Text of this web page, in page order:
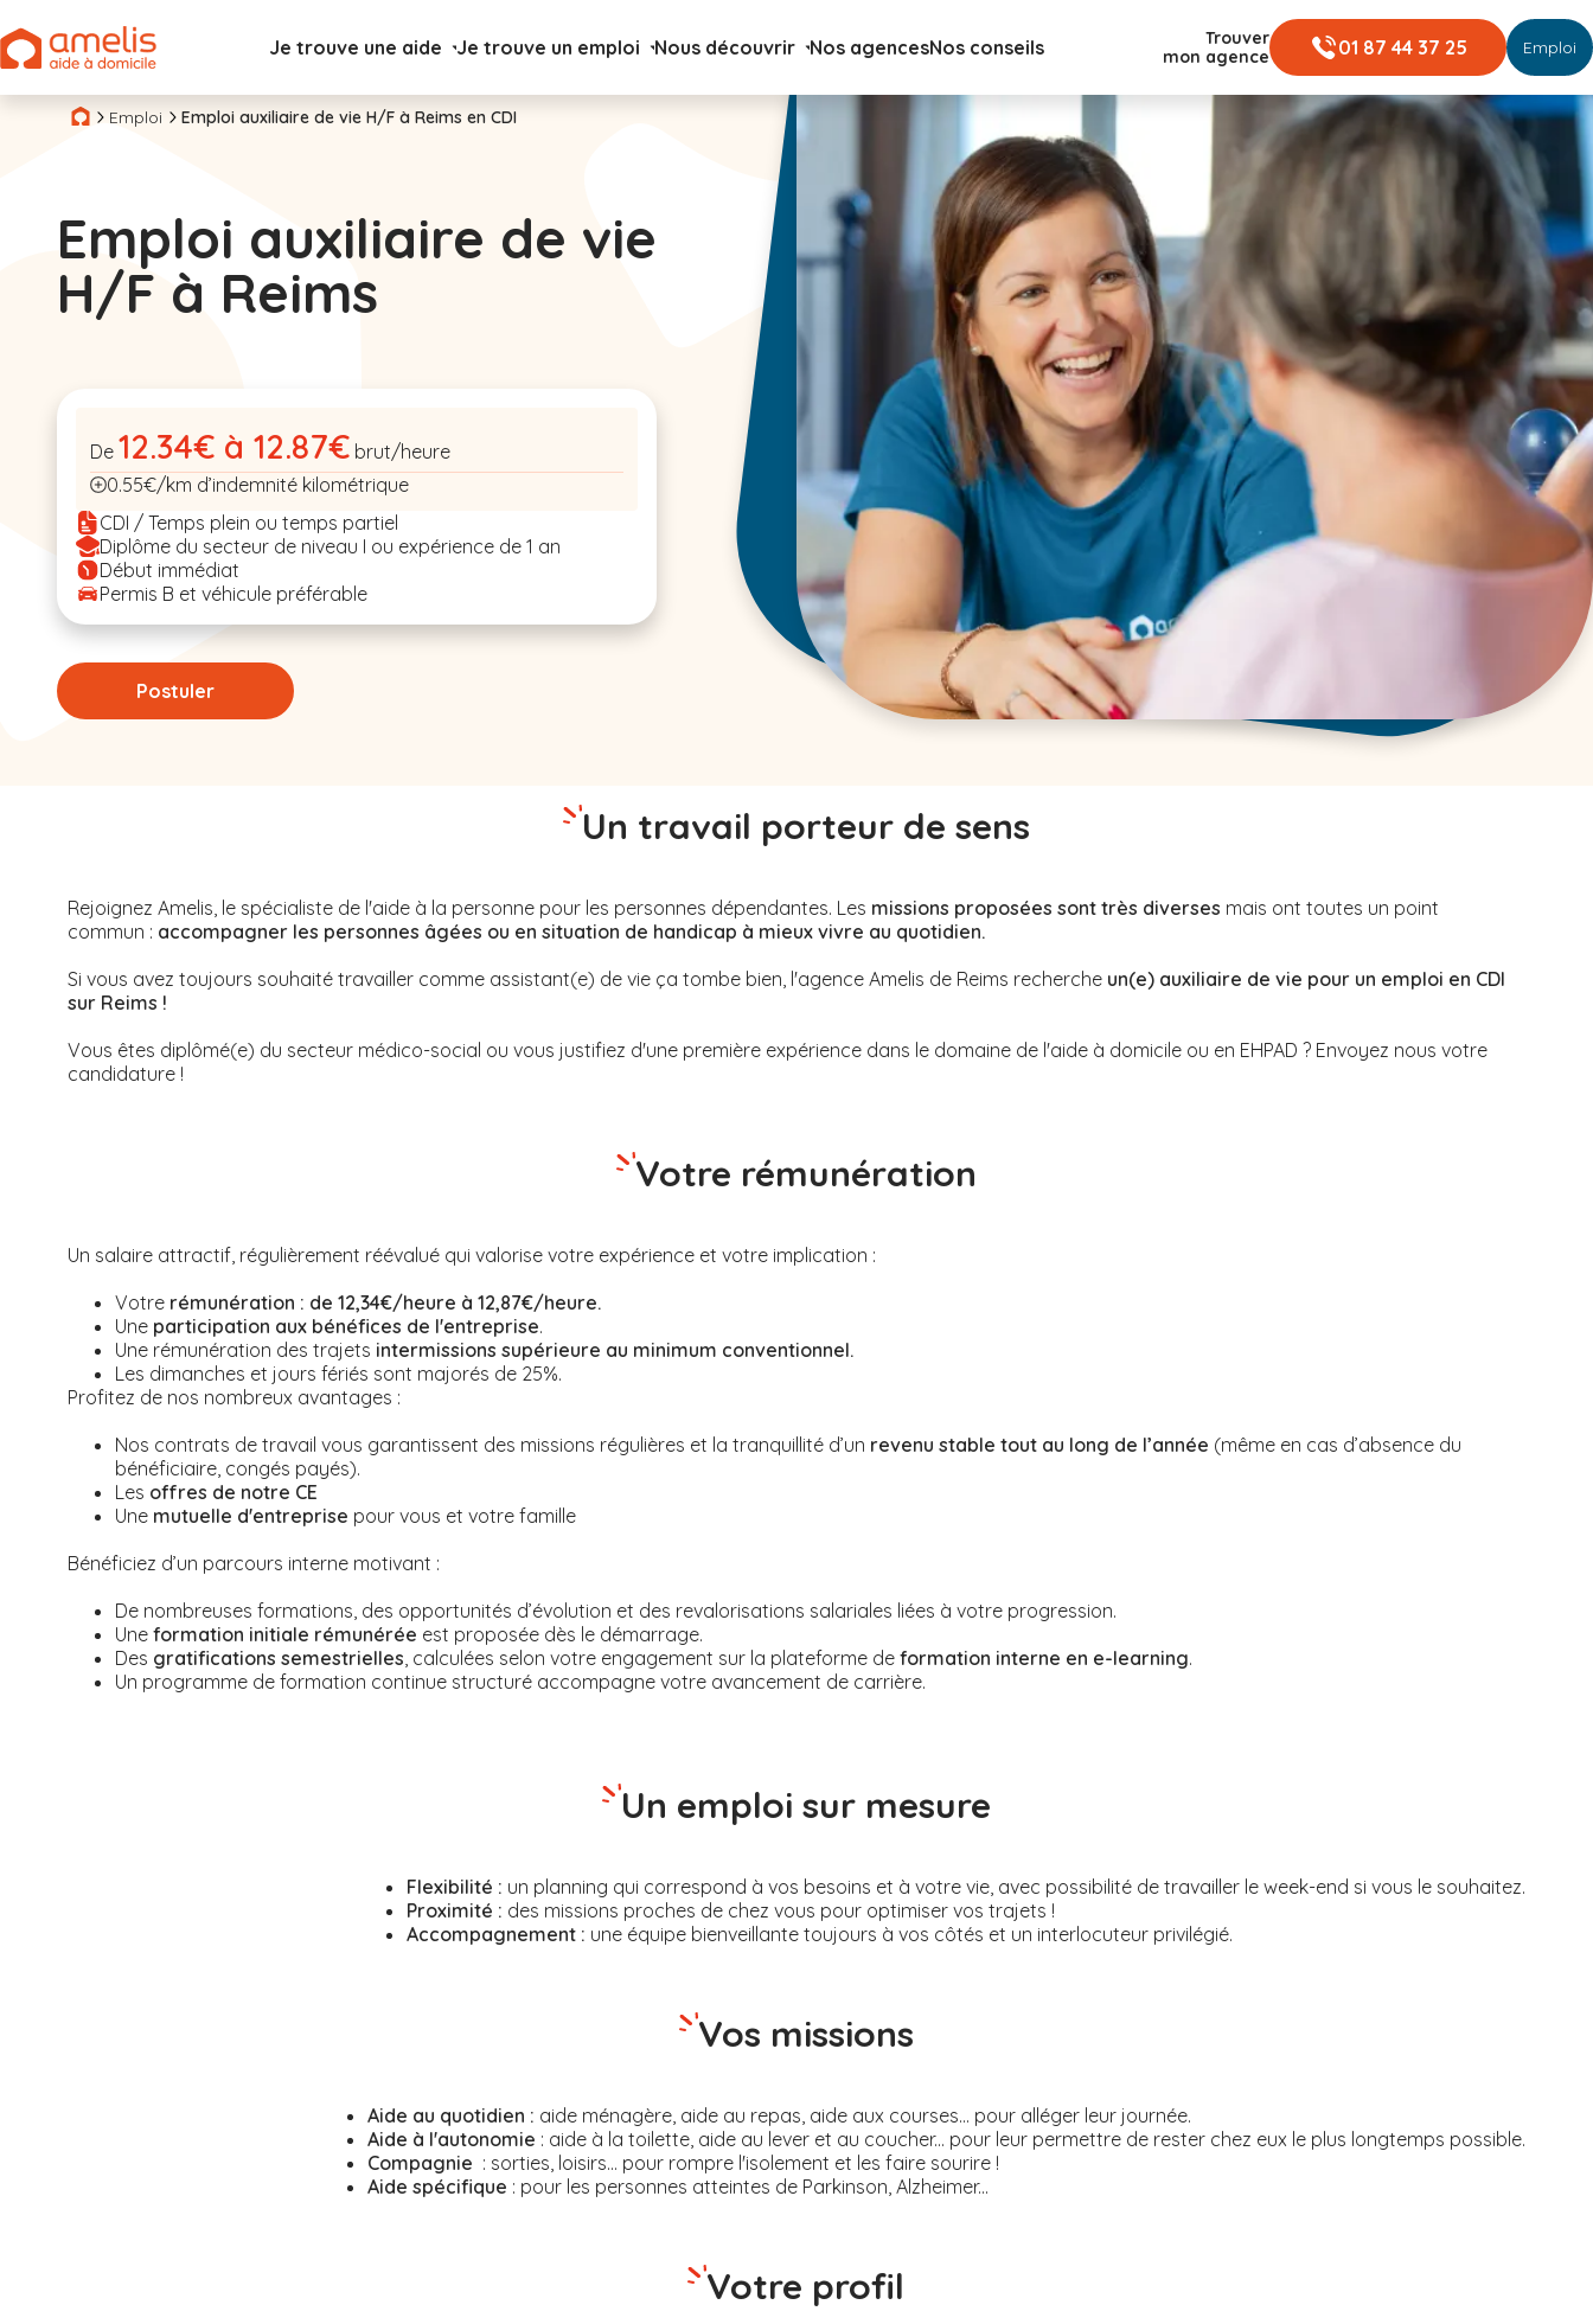
Je trouve une aide Je trouve un emploi Nous découvrir Nos agencesNos conseils
Trouver
mon agence
01 87 44 37 25 Emploi
Emploi Emploi auxiliaire de vie H/F à Reims en CDI
Emploi auxiliaire de vie
H/F à Reims
De 12.34€ à 12.87€ brut/heure
0.55€/km d’indemnité kilométrique
CDI / Temps plein ou temps partiel
Diplôme du secteur de niveau I ou expérience de 1 an
Début immédiat
Permis B et véhicule préférable
Postuler
Un travail porteur de sens
Rejoignez Amelis, le spécialiste de l'aide à la personne pour les personnes dépendantes. Les missions proposées sont très diverses mais ont toutes un point
commun : accompagner les personnes âgées ou en situation de handicap à mieux vivre au quotidien.
Si vous avez toujours souhaité travailler comme assistant(e) de vie ça tombe bien, l'agence Amelis de Reims recherche un(e) auxiliaire de vie pour un emploi en CDI
sur Reims !
Vous êtes diplômé(e) du secteur médico-social ou vous justifiez d'une première expérience dans le domaine de l'aide à domicile ou en EHPAD ? Envoyez nous votre
candidature !
Votre rémunération
Un salaire attractif, régulièrement réévalué qui valorise votre expérience et votre implication :
Votre rémunération : de 12,34€/heure à 12,87€/heure.
Une participation aux bénéfices de l'entreprise.
Une rémunération des trajets intermissions supérieure au minimum conventionnel.
Les dimanches et jours fériés sont majorés de 25%.
Profitez de nos nombreux avantages :
Nos contrats de travail vous garantissent des missions régulières et la tranquillité d’un revenu stable tout au long de l’année (même en cas d’absence du
bénéficiaire, congés payés).
Les offres de notre CE
Une mutuelle d'entreprise pour vous et votre famille
Bénéficiez d’un parcours interne motivant :
De nombreuses formations, des opportunités d’évolution et des revalorisations salariales liées à votre progression.
Une formation initiale rémunérée est proposée dès le démarrage.
Des gratifications semestrielles, calculées selon votre engagement sur la plateforme de formation interne en e-learning.
Un programme de formation continue structuré accompagne votre avancement de carrière.
Un emploi sur mesure
Flexibilité : un planning qui correspond à vos besoins et à votre vie, avec possibilité de travailler le week-end si vous le souhaitez.
Proximité : des missions proches de chez vous pour optimiser vos trajets !
Accompagnement : une équipe bienveillante toujours à vos côtés et un interlocuteur privilégié.
Vos missions
Aide au quotidien : aide ménagère, aide au repas, aide aux courses... pour alléger leur journée.
Aide à l'autonomie : aide à la toilette, aide au lever et au coucher... pour leur permettre de rester chez eux le plus longtemps possible.
Compagnie : sorties, loisirs... pour rompre l'isolement et les faire sourire !
Aide spécifique : pour les personnes atteintes de Parkinson, Alzheimer...
Votre profil